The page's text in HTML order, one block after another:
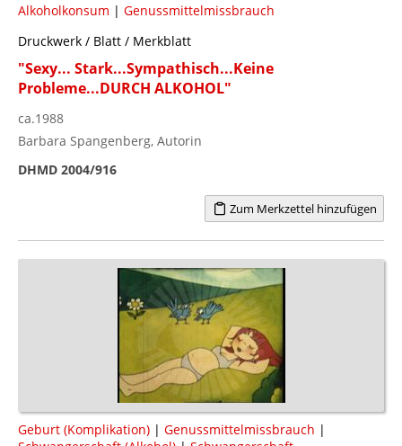
Alkoholkonsum | Genussmittelmissbrauch
Druckwerk / Blatt / Merkblatt
"Sexy... Stark...Sympathisch...Keine
Probleme...DURCH ALKOHOL"
ca.1988
Barbara Spangenberg, Autorin
DHMD 2004/916
Zum Merkzettel hinzufügen
Geburt (Komplikation) | Genussmittelmissbrauch |